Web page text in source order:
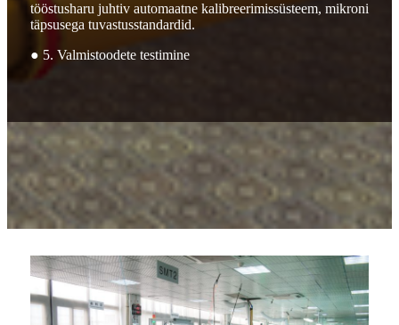
tööstusharu juhtiv automaatne kalibreerimissüsteem, mikroni
täpsusega tuvastusstandardid.
● 5. Valmistoodete testimine